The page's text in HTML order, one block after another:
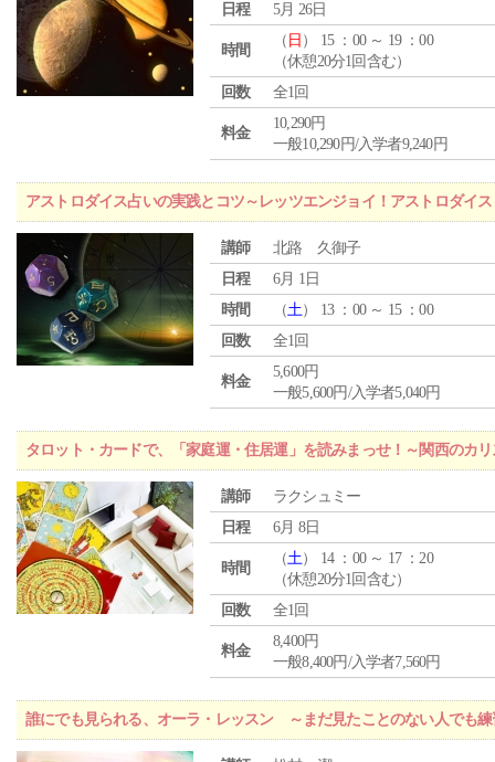
日程
5月 26日
時間
（ 日 ） 15 ：00 ～ 19 ：00
（休憩20分1回含む）
回数
全1回
料金
10,290円
一般10,290円/入学者9,240円
アストロダイス占いの実践とコツ～レッツエンジョイ！アストロダイス
講師
北路 久御子
日程
6月 1日
時間
（土） 13 ：00 ～ 15 ：00
回数
全1回
料金
5,600円
一般5,600円/入学者5,040円
タロット・カードで、「家庭運・住居運」を読みまっせ！～関西のカ
講師
ラクシュミー
日程
6月 8日
時間
（土） 14 ：00 ～ 17 ：20
（休憩20分1回含む）
回数
全1回
料金
8,400円
一般8,400円/入学者7,560円
誰にでも見られる、オーラ・レッスン ～まだ見たことのない人でも